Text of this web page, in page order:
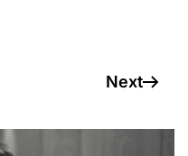
Next